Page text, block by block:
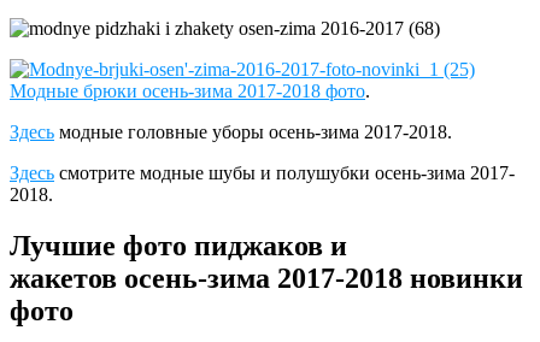
Модные брюки осень-зима 2017-2018 фото.
Здесь модные головные уборы осень-зима 2017-2018.
Здесь смотрите модные шубы и полушубки осень-зима 2017-
2018.
Лучшие фото пиджаков и
жакетов осень-зима 2017-2018 новинки
фото